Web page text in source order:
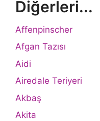
Diğerleri...
Affenpinscher
Afgan Tazısı
Aidi
Airedale Teriyeri
Akbaş
Akita